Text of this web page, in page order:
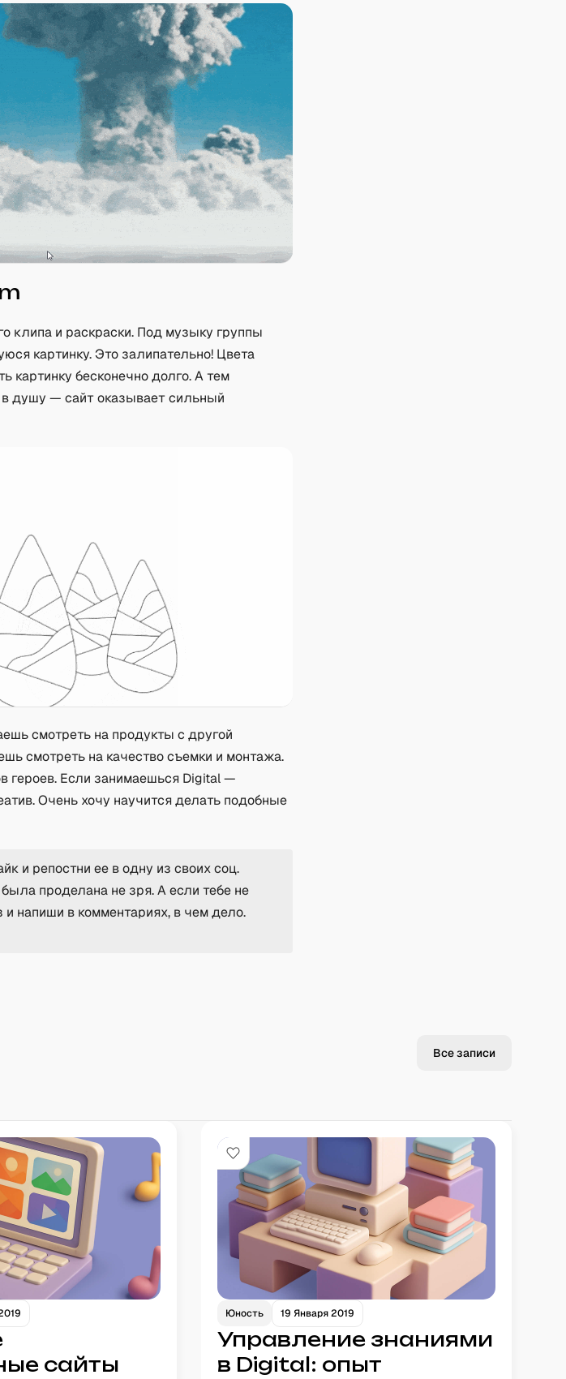
клипа и раскраски. Под музыку группы
картинку. Это залипательно! Цвета
картинку бесконечно долго. А тем
душу — сайт оказывает сильный
смотреть на продукты с другой
смотреть на качество съемки и монтажа.
героев. Если занимаешься Digital —
Очень хочу научится делать подобные
и репостни ее в одну из своих соц.
проделана не зря. А если тебе не
напиши в комментариях, в чем дело.
Все записи
сайты
Юность 19 Января 2019
Управление знаниями
в Digital: опыт